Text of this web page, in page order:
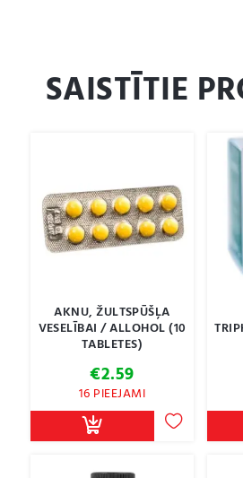
SAISTĪTIE
AKNU, ŽULTSPŪŠĻA
VESELĪBAI / ALLOHOL (10
TABLETES)
€2.59
16 PIEEJAMI